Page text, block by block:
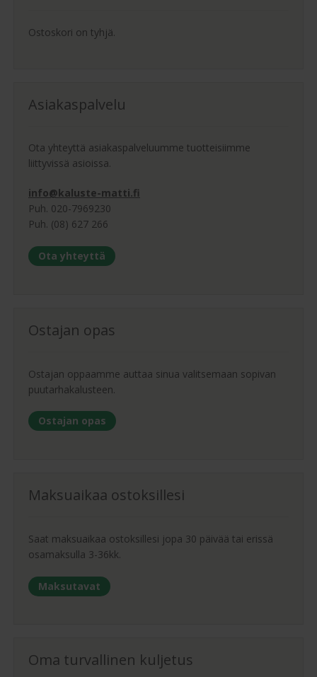
Ostoskori on tyhjä.
Asiakaspalvelu
Ota yhteyttä asiakaspalveluumme tuotteisiimme
liittyvissä asioissa.
info@kaluste-matti.fi
Puh. 020-7969230
Puh. (08) 627 266
Ota yhteyttä
Ostajan opas
Ostajan oppaamme auttaa sinua valitsemaan sopivan
puutarhakalusteen.
Ostajan opas
Maksuaikaa ostoksillesi
Saat maksuaikaa ostoksillesi jopa 30 päivää tai erissä
osamaksulla 3-36kk.
Maksutavat
Oma turvallinen kuljetus